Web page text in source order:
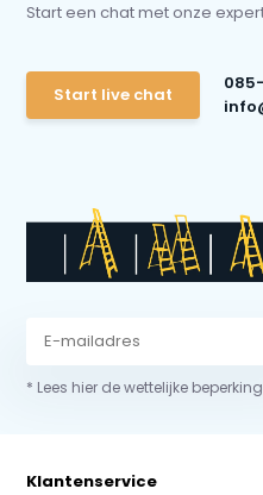
Start een chat met onze
Start live chat
* Lees hier de wettelijke
Klantenservice